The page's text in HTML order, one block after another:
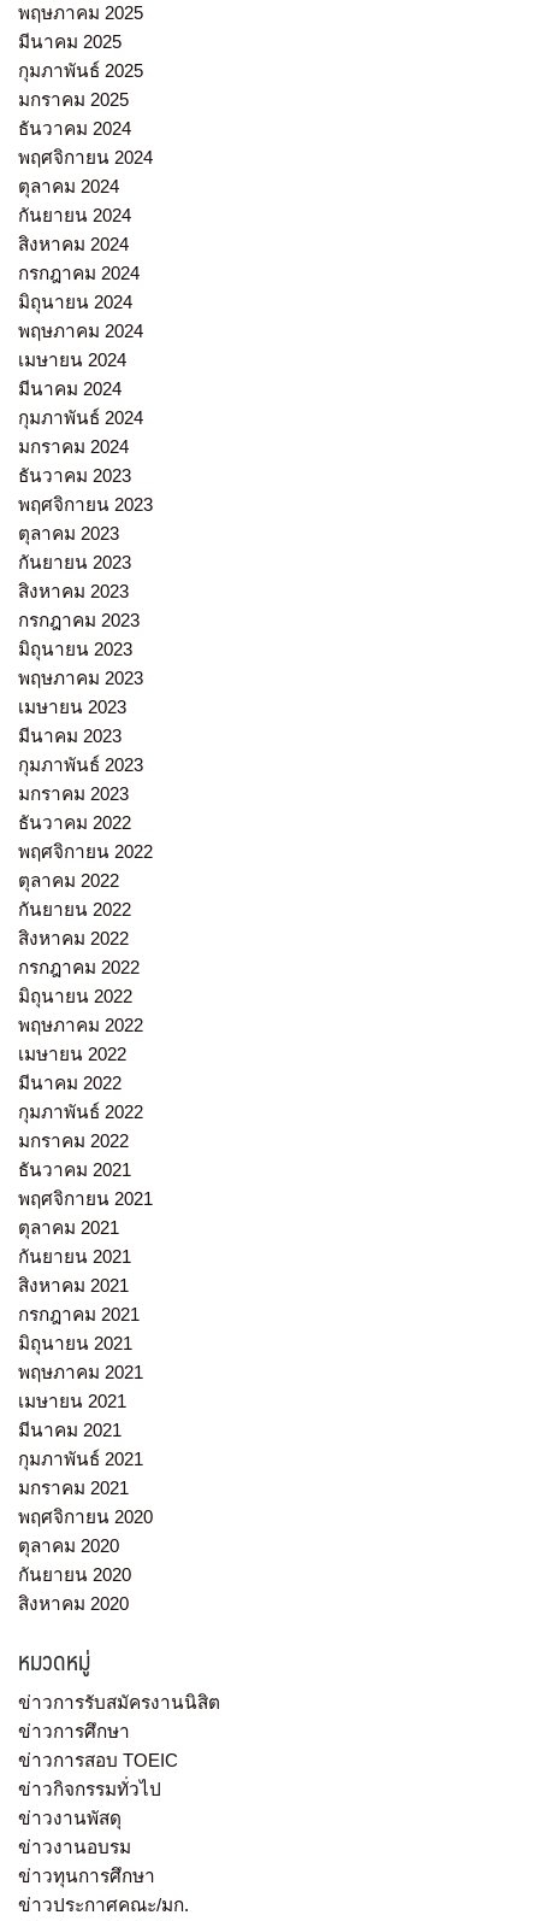
พฤษภาคม 2025
มีนาคม 2025
กุมภาพันธ์ 2025
มกราคม 2025
ธันวาคม 2024
พฤศจิกายน 2024
ตุลาคม 2024
กันยายน 2024
สิงหาคม 2024
กรกฎาคม 2024
มิถุนายน 2024
พฤษภาคม 2024
เมษายน 2024
มีนาคม 2024
กุมภาพันธ์ 2024
มกราคม 2024
ธันวาคม 2023
พฤศจิกายน 2023
ตุลาคม 2023
กันยายน 2023
สิงหาคม 2023
กรกฎาคม 2023
มิถุนายน 2023
พฤษภาคม 2023
เมษายน 2023
มีนาคม 2023
กุมภาพันธ์ 2023
มกราคม 2023
ธันวาคม 2022
พฤศจิกายน 2022
ตุลาคม 2022
กันยายน 2022
สิงหาคม 2022
กรกฎาคม 2022
มิถุนายน 2022
พฤษภาคม 2022
เมษายน 2022
มีนาคม 2022
กุมภาพันธ์ 2022
มกราคม 2022
ธันวาคม 2021
พฤศจิกายน 2021
ตุลาคม 2021
กันยายน 2021
สิงหาคม 2021
กรกฎาคม 2021
มิถุนายน 2021
พฤษภาคม 2021
เมษายน 2021
มีนาคม 2021
กุมภาพันธ์ 2021
มกราคม 2021
พฤศจิกายน 2020
ตุลาคม 2020
กันยายน 2020
สิงหาคม 2020
หมวดหมู่
ข่าวการรับสมัครงานนิสิต
ข่าวการศึกษา
ข่าวการสอบ TOEIC
ข่าวกิจกรรมทั่วไป
ข่าวงานพัสดุ
ข่าวงานอบรม
ข่าวทุนการศึกษา
ข่าวประกาศคณะ/มก.